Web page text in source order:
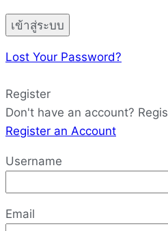
Lost Your Password?
Register
Don't have an account?
Register an Account
Username
Email